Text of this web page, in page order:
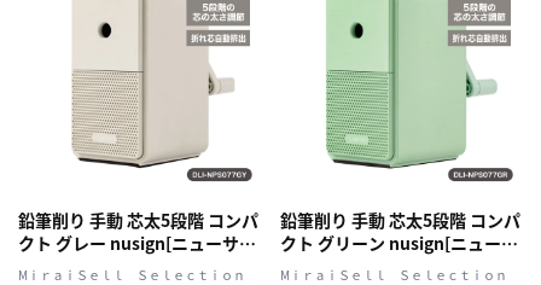
鉛筆削り 手動 芯太5段階 コンパ
クト グレー nusign[ニューサイ
ン] DLI-NPS077GY
MⅰｒａｉＳｅｌｌ Ｓｅｌｅｃｔｉｏｎ
鉛筆削り 手動 芯太5段階 コンパ
クト グリーン nusign[ニューサ
イン] DLI-NPS077GR
MⅰｒａｉＳｅｌｌ Ｓｅｌｅｃｔｉｏｎ